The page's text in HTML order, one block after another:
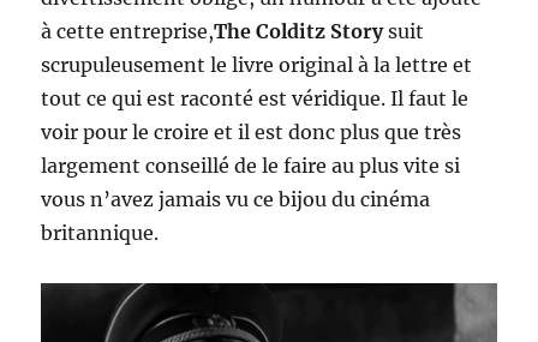
à cette entreprise,The Colditz Storysuit
scrupuleusement le livre original à la lettre et
tout ce qui est raconté est véridique. Il faut le
voir pour le croire et il est donc plus que très
largement conseillé de le faire au plus vite si
vous n’avez jamais vu ce bijou du cinéma
britannique.